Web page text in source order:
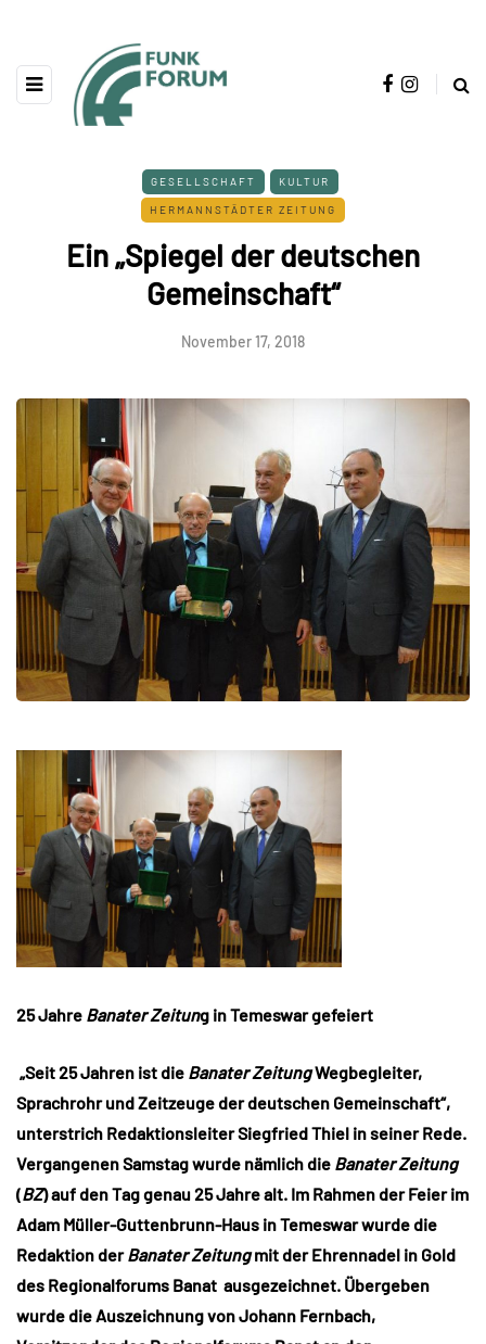
GESELLSCHAFT KULTUR
HERMANNSTÄDTER ZEITUNG
Ein „Spiegel der deutschen
Gemeinschaft“
November 17, 2018
25 Jahre Banater Zeitung in Temeswar gefeiert
„Seit 25 Jahren ist die Banater ZeitungWegbegleiter,
Sprachrohr und Zeitzeuge der deutschen Gemeinschaft“,
unterstrich Redaktionsleiter Siegfried Thiel in seiner Rede.
Vergangenen Samstag wurde nämlich die Banater Zeitung
(BZ) auf den Tag genau 25 Jahre alt. Im Rahmen der Feier im
Adam Müller-Guttenbrunn-Haus in Temeswar wurde die
Redaktion derBanater Zeitungmit der Ehrennadel in Gold
des Regionalforums Banat ausgezeichnet. Übergeben
wurde die Auszeichnung von Johann Fernbach,